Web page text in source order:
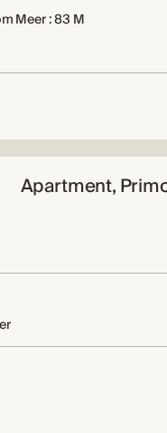
Meer : 83 M
Apartment,